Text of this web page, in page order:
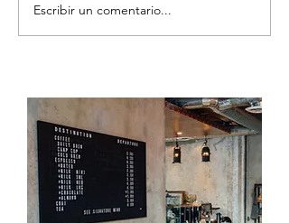
Escribir un comentario...